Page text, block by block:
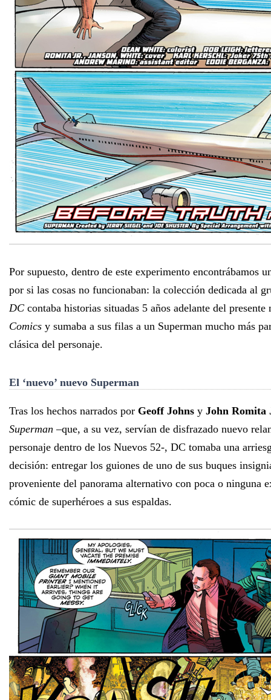
Por supuesto, dentro de este experimento encontrábamos
por si las cosas no funcionaban: la colección dedicada al
DC contaba historias situadas 5 años adelante del
Comics y sumaba a sus filas a un Superman mucho más
clásica del personaje.
El ‘nuevo’ nuevo Superman
Tras los hechos narrados por Geoff Johns y John Romita
Superman –que, a su vez, servían de disfrazado nuevo
personaje dentro de los Nuevos 52-, DC tomaba una
decisión: entregar los guiones de uno de sus buques
proveniente del panorama alternativo con poca o ninguna
cómic de superhéroes a sus espaldas.